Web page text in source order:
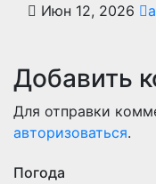
Июн 12, 2026
Добавить
Для отправки
авторизоваться.
Погода